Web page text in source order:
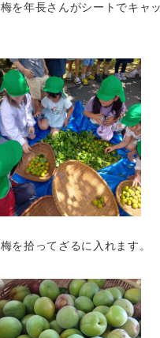
を年長さんがシートでキャ
を拾ってざるに入れます。